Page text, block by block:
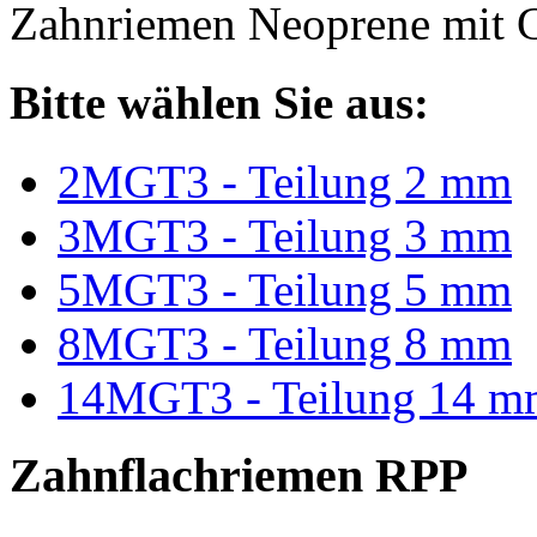
Zahnriemen Neoprene mit
Bitte wählen Sie aus:
2MGT3 - Teilung 2 mm
3MGT3 - Teilung 3 mm
5MGT3 - Teilung 5 mm
8MGT3 - Teilung 8 mm
14MGT3 - Teilung 14
Zahnflachriemen RPP